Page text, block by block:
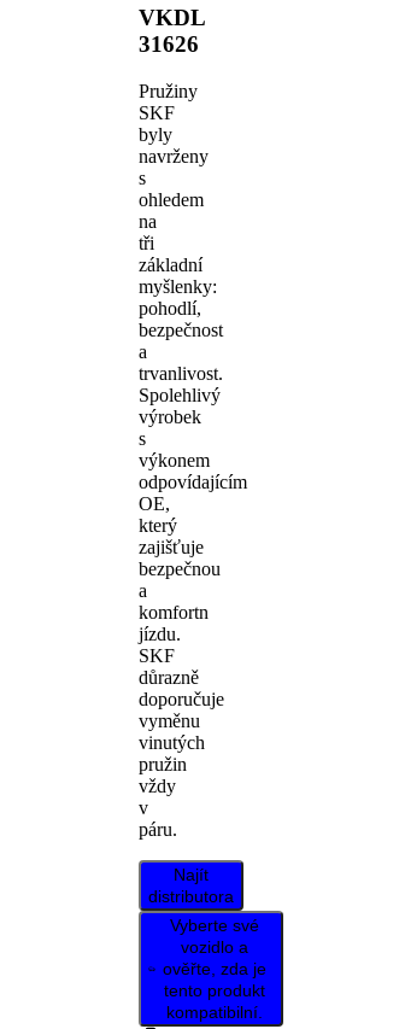
VKDL
31626
Pružiny
SKF
byly
navrženy
s
ohledem
na
tři
základní
myšlenky:
pohodlí,
bezpečnost
a
trvanlivost.
Spolehlivý
výrobek
s
výkonem
odpovídajícím
OE,
který
zajišťuje
bezpečnou
a
komfortn
jízdu.
SKF
důrazně
doporučuje
vyměnu
vinutých
pružin
vždy
v
páru.
Najít
distributora
Vyberte své
vozidlo a
ověřte, zda je
tento produkt
kompatibilní.